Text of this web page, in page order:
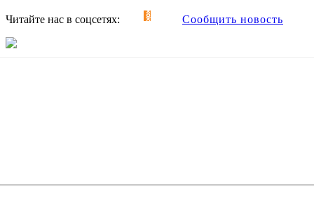
Читайте нас в соцсетях: Сообщить новость